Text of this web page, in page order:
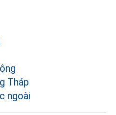
Tháp
ngoài